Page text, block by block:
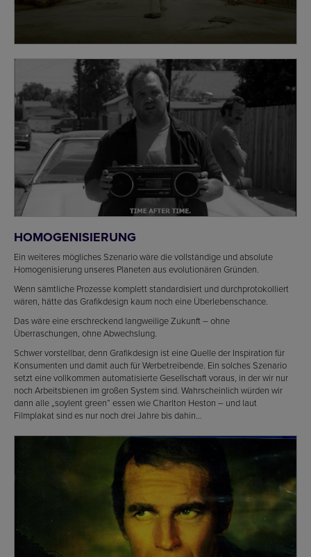
HOMOGENISIERUNG
Ein weiteres mögliches Szenario wäre die vollständige und absolute
Homogenisierung unseres Planeten aus evolutionären Gründen.
Wenn sämtliche Prozesse komplett standardisiert und durchprotokolliert
wären, hätte das Grafikdesign kaum noch eine Überlebenschance.
Das wäre eine erschreckend langweilige Zukunft – ohne
Überraschungen, ohne Abwechslung.
Schwer vorstellbar, denn Grafikdesign ist eine Quelle der Inspiration für
Konsumenten und damit auch für Werbetreibende. Ein solches Szenario
setzt eine vollkommen automatisierte Gesellschaft voraus, in der wir nur
noch Arbeitsbienen im großen System sind. Wahrscheinlich würden wir
dann alle „soylent green“ essen wie Charlton Heston – und laut
Filmplakat sind es nur noch drei Jahre bis dahin…